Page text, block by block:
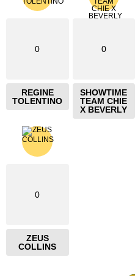
0
REGINE
TOLENTINO
0
SHOWTIME
TEAM CHIE
X BEVERLY
0
ZEUS
COLLINS